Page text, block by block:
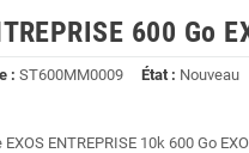
600 Go
: ST600MM0009 État : Nouveau
ENTREPRISE 10k 600 Go